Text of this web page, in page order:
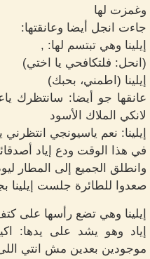
وغمزت لها
جاءت انجل أيضا وعانقتها:
إيلينا وهي تبتسم لها: ,
(انحل: فلتكافحي يا اختي)
إيلينا (اطمني، بحبك)
عانقها جو أيضا: سانتظرك
لانكي الملاك الأسود
إيلينا: نعم ياسيونجي انتظرني
في هذا الوقت ودع إياد
وانطلق الجميع إلى المطار
صعدوا للطائرة جلست إيلينا
إيلينا وهي تضع رأسها على
إياد وهو يشد على يدها:
موجودين بعدين مش انتي